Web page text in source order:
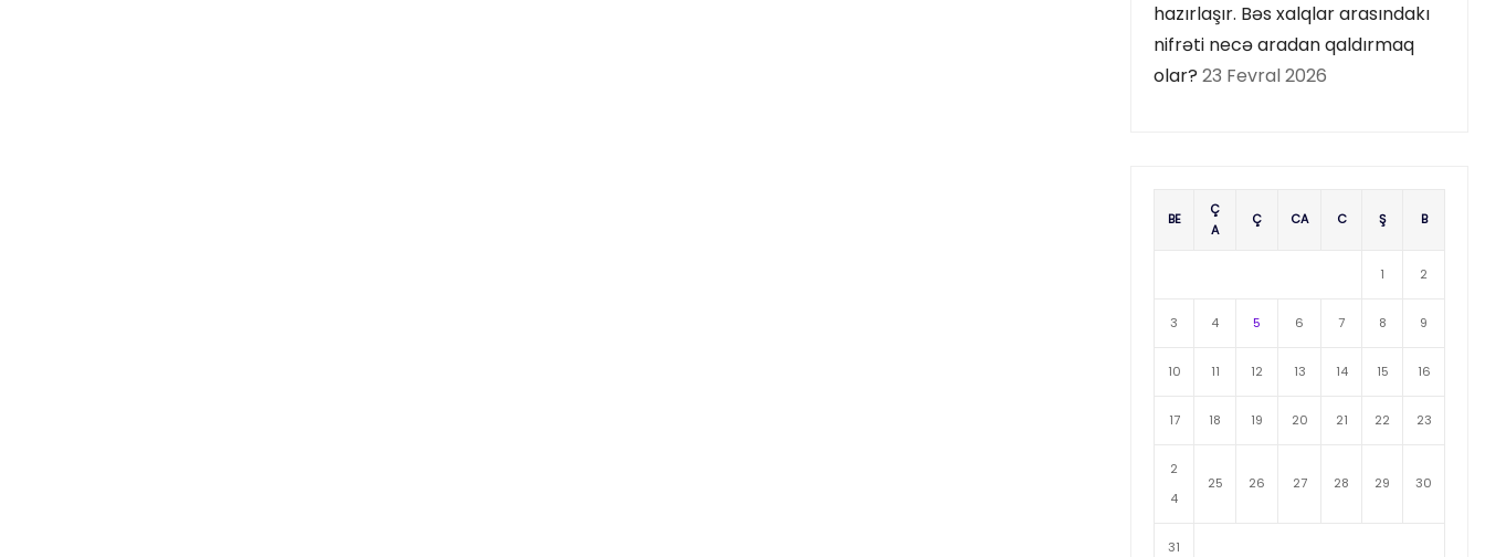
hazırlaşır. Bəs xalqlar arasındakı
nifrəti necə aradan qaldırmaq
olar? 23 Fevral 2026
BE
Ç
A
Ç CA C Ş B
1 2
3 4 5 6 7 8 9
10 11 12 13 14 15 16
17 18 19 20 21 22 23
2
4
25 26 27 28 29 30
31